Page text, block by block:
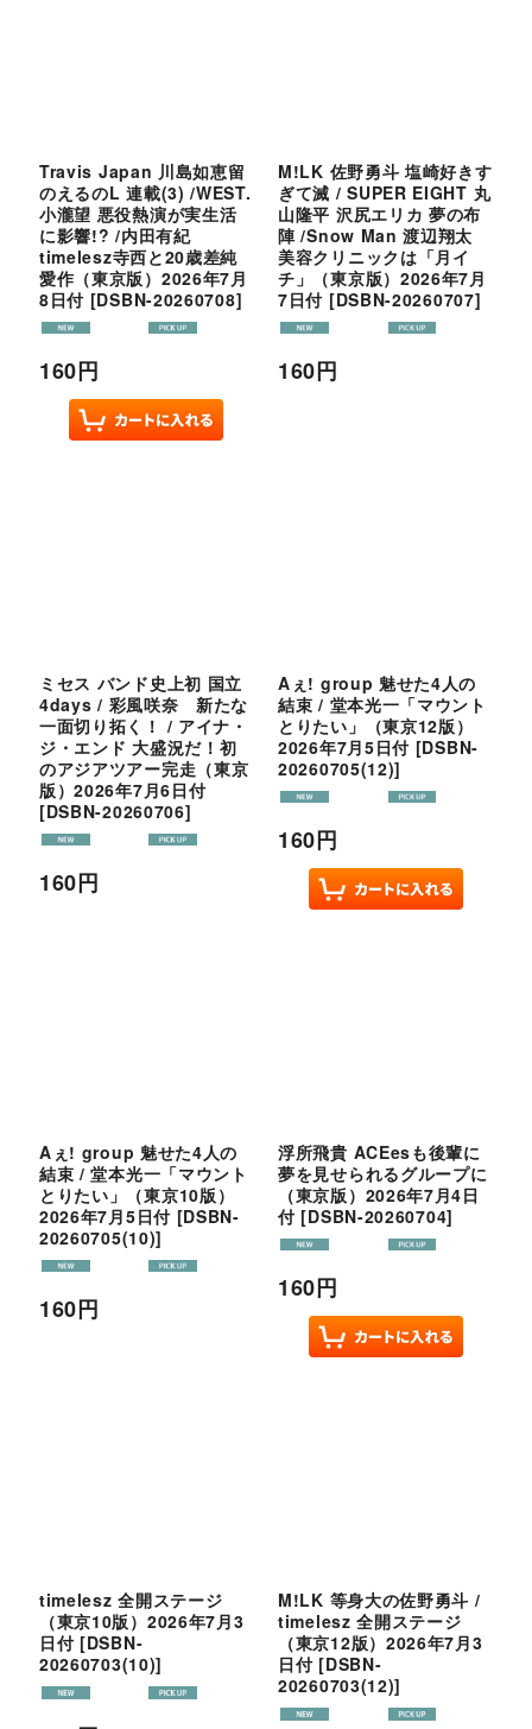
Travis Japan 川島如恵留
のえるのL 連載(3) /WEST.
小瀧望 悪役熱演が実生活
に影響!? /内田有紀
timelesz寺西と20歳差純
愛作（東京版）2026年7月
8日付 [DSBN-20260708]
160円
M!LK 佐野勇斗 塩崎好きす
ぎて滅 / SUPER EIGHT 丸
山隆平 沢尻エリカ 夢の布
陣 /Snow Man 渡辺翔太
美容クリニックは「月イ
チ」（東京版）2026年7月
7日付 [DSBN-20260707]
160円
ミセス バンド史上初 国立
4days / 彩風咲奈 新たな
一面切り拓く！ / アイナ・
ジ・エンド 大盛況だ！初
のアジアツアー完走（東京
版）2026年7月6日付
[DSBN-20260706]
160円
Aぇ! group 魅せた4人の
結束 / 堂本光一「マウント
とりたい」（東京12版）
2026年7月5日付 [DSBN-
20260705(12)]
160円
Aぇ! group 魅せた4人の
結束 / 堂本光一「マウント
とりたい」（東京10版）
2026年7月5日付 [DSBN-
20260705(10)]
160円
浮所飛貴 ACEesも後輩に
夢を見せられるグループに
（東京版）2026年7月4日
付 [DSBN-20260704]
160円
timelesz 全開ステージ
（東京10版）2026年7月3
日付 [DSBN-
20260703(10)]
M!LK 等身大の佐野勇斗 /
timelesz 全開ステージ
（東京12版）2026年7月3
日付 [DSBN-
20260703(12)]